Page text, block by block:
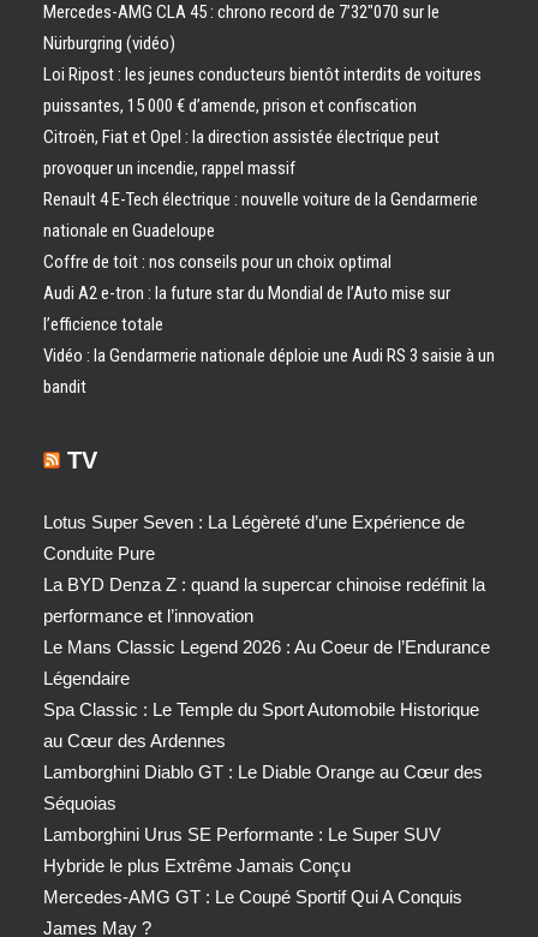
Mercedes-AMG CLA 45 : chrono record de 7’32″070 sur le
Nürburgring (vidéo)
Loi Ripost : les jeunes conducteurs bientôt interdits de voitures
puissantes, 15 000 € d’amende, prison et confiscation
Citroën, Fiat et Opel : la direction assistée électrique peut
provoquer un incendie, rappel massif
Renault 4 E-Tech électrique : nouvelle voiture de la Gendarmerie
nationale en Guadeloupe
Coffre de toit : nos conseils pour un choix optimal
Audi A2 e-tron : la future star du Mondial de l’Auto mise sur
l’efficience totale
Vidéo : la Gendarmerie nationale déploie une Audi RS 3 saisie à un
bandit
TV
Lotus Super Seven : La Légèreté d’une Expérience de
Conduite Pure
La BYD Denza Z : quand la supercar chinoise redéfinit la
performance et l’innovation
Le Mans Classic Legend 2026 : Au Coeur de l’Endurance
Légendaire
Spa Classic : Le Temple du Sport Automobile Historique
au Cœur des Ardennes
Lamborghini Diablo GT : Le Diable Orange au Cœur des
Séquoias
Lamborghini Urus SE Performante : Le Super SUV
Hybride le plus Extrême Jamais Conçu
Mercedes-AMG GT : Le Coupé Sportif Qui A Conquis
James May ?